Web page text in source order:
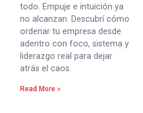
todo. Empuje e intuición ya
no alcanzan. Descubrí cómo
ordenar tu empresa desde
adentro con foco, sistema y
liderazgo real para dejar
atrás el caos.
Read More »